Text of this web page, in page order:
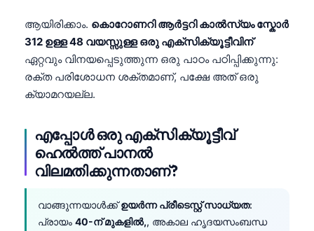
ആയിരിക്കാം. കൊറോണറി ആർട്ടറി കാൽസ്യം സ്കോർ
312 ഉള്ള 48 വയസ്സുള്ള ഒരു എക്സിക്യൂട്ടീവിന്
ഏറ്റവും വിനയപ്പെടുത്തുന്ന ഒരു പാഠം പഠിപ്പിക്കുന്നു:
രക്ത പരിശോധന ശക്തമാണ്, പക്ഷേ അത് ഒരു
ക്യാമറയല്ല.
എപ്പോൾ ഒരു എക്സിക്യൂട്ടീവ്
ഹെൽത്ത് പാനൽ
വിലമതിക്കുന്നതാണ്?
വാങ്ങുന്നയാൾക്ക്ഉയർന്ന പ്രീടെസ്റ്റ് സാധ്യത:
പ്രായം 40-ന് മുകളിൽ,, അകാല ഹൃദയസംബന്ധ
Dansk
Nederlands
हिन्दी
Bahasa Indonesia
Հայերեն
Српски језик
Svenska
Bosanski